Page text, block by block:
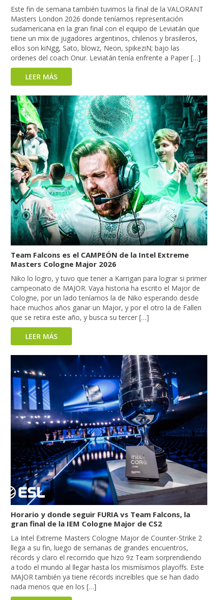
Este fin de semana también tuvimos la final de la VALORANT
Masters London 2026 donde teníamos representación
sudamericana en la gran final con el equipo de Leviatán que
tiene un mix de jugadores argentinos, chilenos y brasileros,
ellos son kiNgg, Sato, blowz, Neon, spikeziN; bajo las
ordenes del coach Onur. Leviatán tenía enfrente a Paper […]
LEER MÁS
Team Falcons es el CAMPEÓN de la Intel Extreme
Masters Cologne Major 2026
Niko lo logro, y tuvo que tener a Karrigan para lograr si primer
campeonato de MAJOR. Vaya historia ha escrito el Major de
Cologne, por un lado teníamos la de Niko esperando desde
hace muchos años ganar un Major, y por el otro la de Fallen
que se retira este año, y busca su tercer […]
LEER MÁS
Horario y donde seguir FURIA vs Team Falcons, la
gran final de la IEM Cologne Major de CS2
La Intel Extreme Masters Cologne Major de Counter-Strike 2
llega a su fin, luego de semanas de grandes encuentros,
récords y claro el recorrido que hizo 9z Team sorprendiendo
a todo el mundo al llegar hasta los mismísimos playoffs. Este
MAJOR también ya tiene récords increíbles que se han dado
nada menos que en los […]